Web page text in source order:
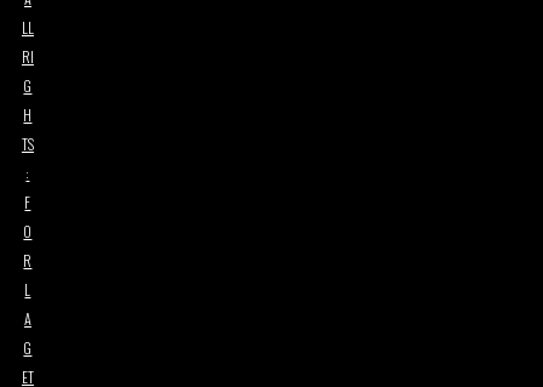
LL
RI
G
H
TS
:
F
O
R
L
A
G
ET